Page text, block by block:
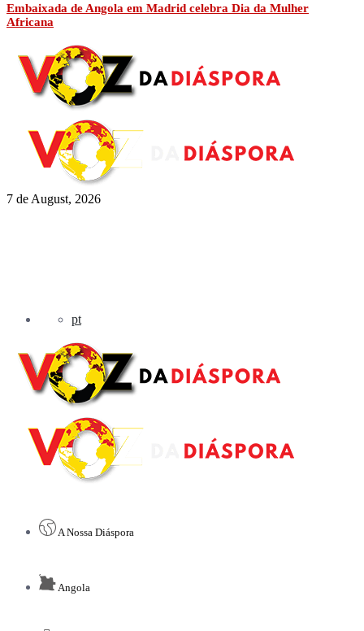
Embaixada de Angola em Madrid celebra Dia da Mulher
Africana
7 de August, 2026
pt
A Nossa Diáspora
Angola